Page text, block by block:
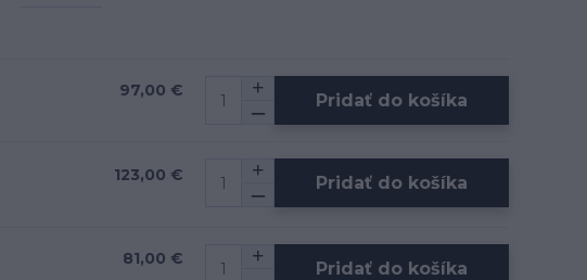
97,00 € Pridať do košíka
123,00 € Pridať do košíka
81,00 € Pridať do košíka